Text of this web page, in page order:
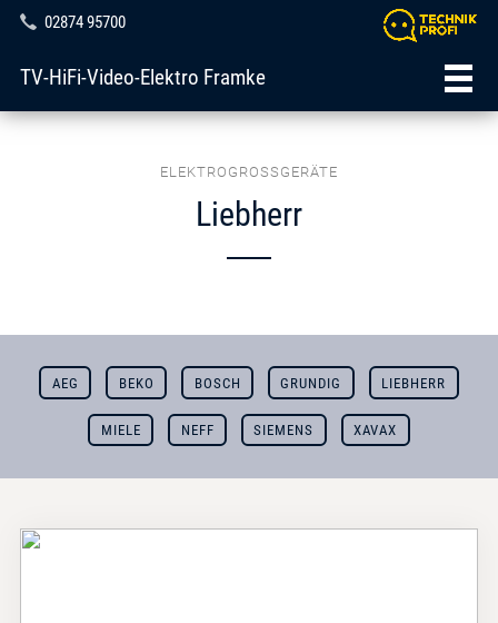
02874 95700
TV-HiFi-Video-Elektro Framke
ELEKTROGROSSGERÄTE
Liebherr
AEG BEKO BOSCH GRUNDIG LIEBHERR
MIELE NEFF SIEMENS XAVAX